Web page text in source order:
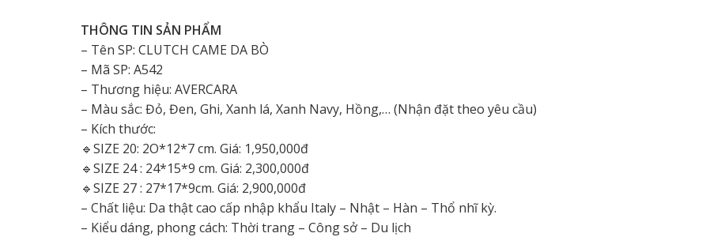
THÔNG TIN SẢN PHẨM
– Tên SP: CLUTCH CAME DA BÒ
– Mã SP: A542
– Thương hiệu: AVERCARA
– Màu sắc: Đỏ, Đen, Ghi, Xanh lá, Xanh Navy, Hồng,… (Nhận đặt theo yêu cầu)
– Kích thước:
🔹️SIZE 20: 2O*12*7 cm. Giá: 1,950,000đ
🔹️SIZE 24 : 24*15*9 cm. Giá: 2,300,000đ
🔹️SIZE 27 : 27*17*9cm. Giá: 2,900,000đ
– Chất liệu: Da thật cao cấp nhập khẩu Italy – Nhật – Hàn – Thổ nhĩ kỳ.
– Kiểu dáng, phong cách: Thời trang – Công sở – Du lịch